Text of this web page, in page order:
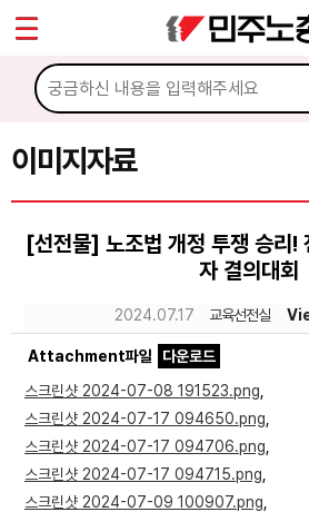
이미지자료
[선전물] 노조법 개정 투쟁 승리!
자 결의대회
2024.07.17 교육선전실
Attachment파일
다운로드
스크린샷 2024-07-08 191523.png
스크린샷 2024-07-17 094650.png
스크린샷 2024-07-17 094706.png
스크린샷 2024-07-17 094715.png
스크린샷 2024-07-09 100907.png
마이페이지
소개
소식
문서자료
이미지자료
미디어자료
카드뉴스
Sketchbook5, 스
Sketchbook5, 스케